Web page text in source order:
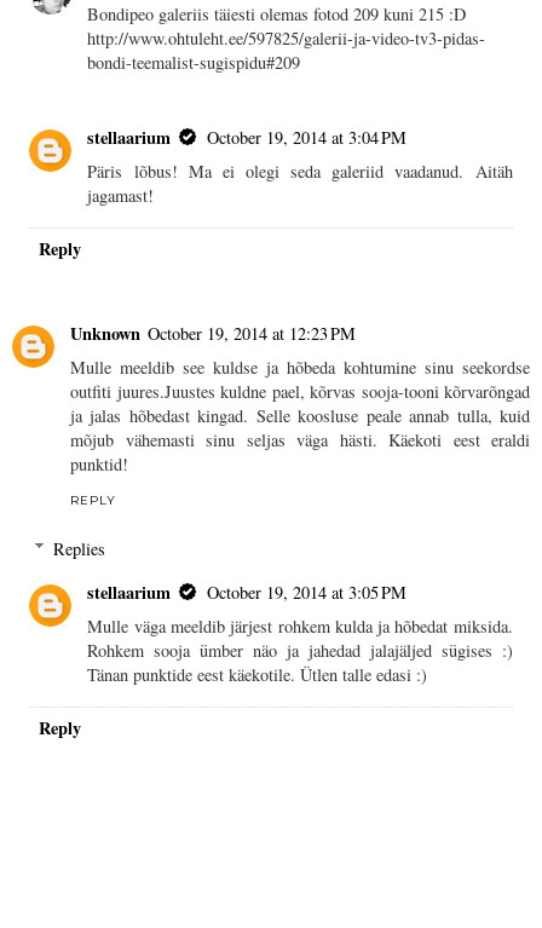
Bondipeo galeriis täiesti olemas fotod 209 kuni 215 :D
http://www.ohtuleht.ee/597825/galerii-ja-video-tv3-pidas-
bondi-teemalist-sugispidu#209
stellaarium
October 19, 2014 at 3:04 PM
Päris lõbus! Ma ei olegi seda galeriid vaadanud. Aitäh
jagamast!
Reply
Unknown October 19, 2014 at 12:23 PM
Mulle meeldib see kuldse ja hõbeda kohtumine sinu seekordse
outfiti juures.Juustes kuldne pael, kõrvas sooja-tooni kõrvarõngad
ja jalas hõbedast kingad. Selle koosluse peale annab tulla, kuid
mõjub vähemasti sinu seljas väga hästi. Käekoti eest eraldi
punktid!
REPLY
Replies
stellaarium
October 19, 2014 at 3:05 PM
Mulle väga meeldib järjest rohkem kulda ja hõbedat miksida.
Rohkem sooja ümber näo ja jahedad jalajäljed sügises :)
Tänan punktide eest käekotile. Ütlen talle edasi :)
Reply